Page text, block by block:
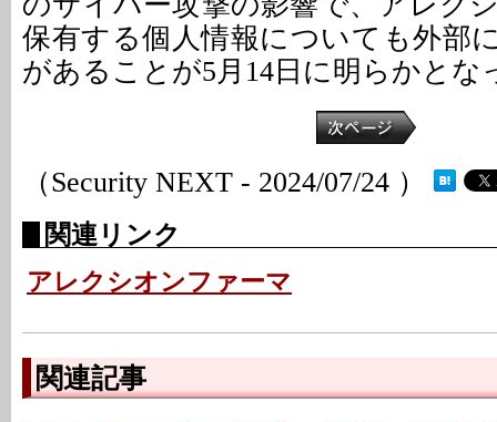
保有する個人情報についても外部
があることが5月14日に明らかとな
（Security NEXT - 2024/07/24 ）
関連リンク
アレクシオンファーマ
関連記事